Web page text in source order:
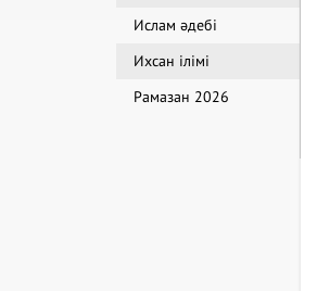
Ислам әдебі
Ихсан ілімі
Рамазан 2026